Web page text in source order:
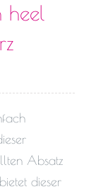
heel
Absatz
dieser